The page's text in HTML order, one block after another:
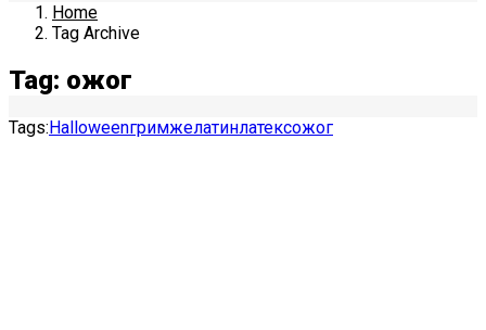
Home
Tag Archive
Tag: ожог
Tags:Halloweenгримжелатинлатексожог